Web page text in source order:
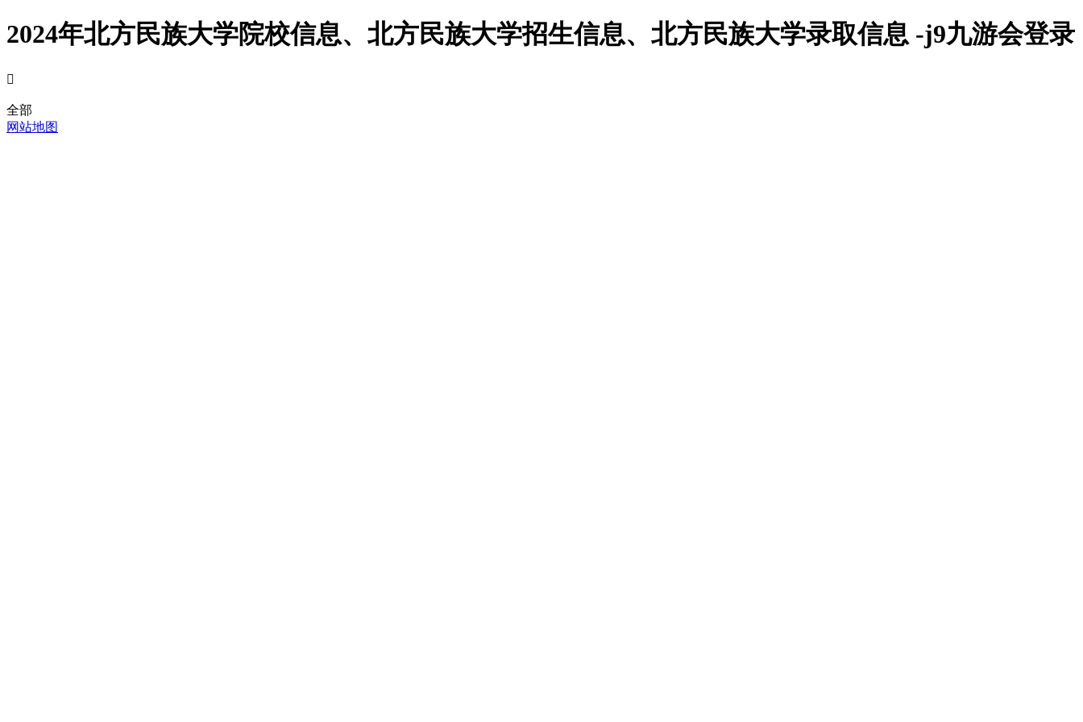
2024年北方民族大学院校信息、北方民族大学招生信息、北方民族大学录取信息 -j9九游会登录

全部
网站地图